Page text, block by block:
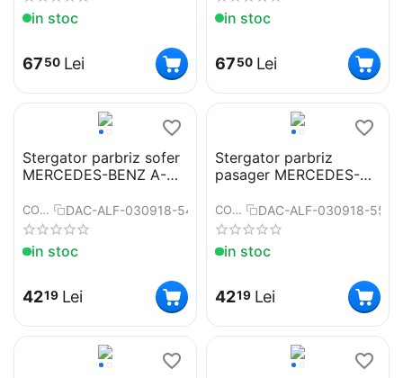
in stoc
6750 Lei
in stoc
6750 Lei
Stergator parbriz sofer
MERCEDES-BENZ A-
09/2004➝ COD:ART51
23"
COD: DAC-ALF-030918-54
in stoc
4219 Lei
Stergator parbriz
pasager MERCEDES-
09/2004➝ COD:ART51
26"
COD: DAC-ALF-030918-55
in stoc
4219 Lei